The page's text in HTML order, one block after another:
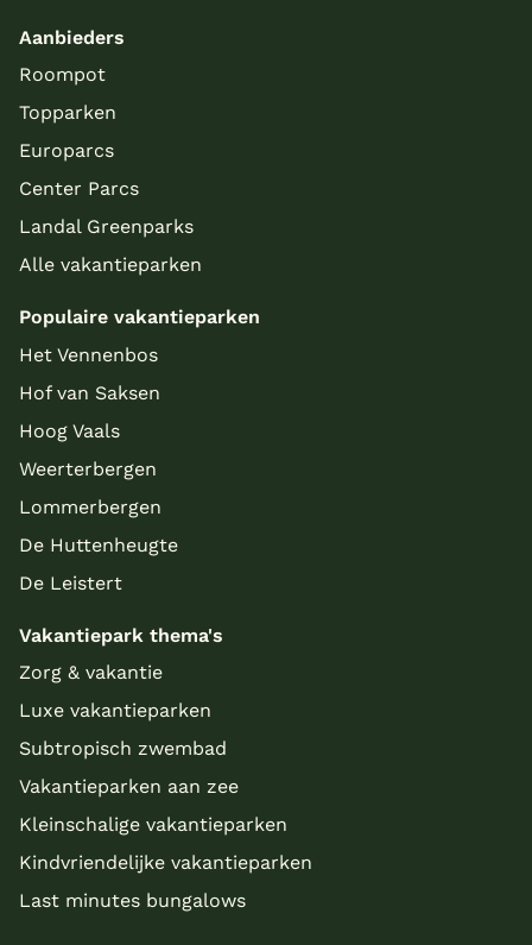
Aanbieders
Roompot
Topparken
Europarcs
Center Parcs
Landal Greenparks
Alle vakantieparken
Populaire vakantieparken
Het Vennenbos
Hof van Saksen
Hoog Vaals
Weerterbergen
Lommerbergen
De Huttenheugte
De Leistert
Vakantiepark thema's
Zorg & vakantie
Luxe vakantieparken
Subtropisch zwembad
Vakantieparken aan zee
Kleinschalige vakantieparken
Kindvriendelijke vakantieparken
Last minutes bungalows